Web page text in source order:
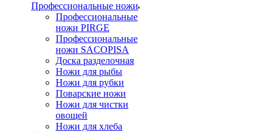
Профессиональные ножи
Профессиональные
ножи PIRGE
Профессиональные
ножи SACOPISA
Доска разделочная
Ножи для рыбы
Ножи для рубки
Поварские ножи
Ножи для чистки
овощей
Ножи для хлеба